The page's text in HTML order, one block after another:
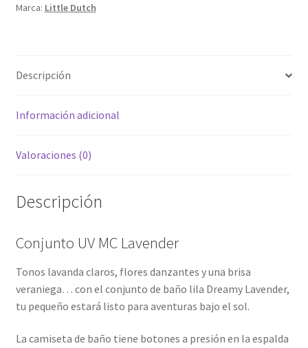
Marca: Little Dutch
Descripción
Información adicional
Valoraciones (0)
Descripción
Conjunto UV MC Lavender
Tonos lavanda claros, flores danzantes y una brisa
veraniega… con el conjunto de baño lila Dreamy Lavender,
tu pequeño estará listo para aventuras bajo el sol.
La camiseta de baño tiene botones a presión en la espalda